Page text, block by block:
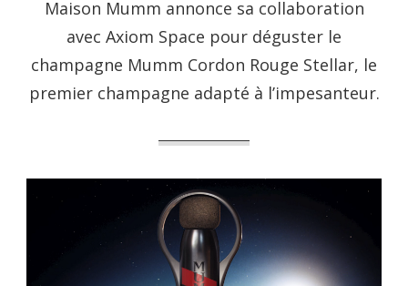
Maison Mumm annonce sa collaboration
avec Axiom Space pour déguster le
champagne Mumm Cordon Rouge Stellar, le
premier champagne adapté à l’impesanteur.